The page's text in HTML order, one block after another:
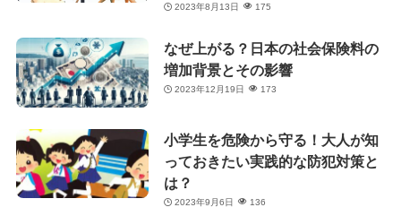
2023年8月13日 175
なぜ上がる？日本の社会保険料の
増加背景とその影響
2023年12月19日 173
小学生を危険から守る！大人が知
っておきたい実践的な防犯対策と
は？
2023年9月6日 136